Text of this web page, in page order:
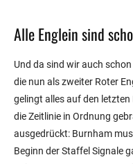
Alle Englein sind
Und da sind wir auch
die nun als zweiter Roter
gelingt alles auf den letzten
die Zeitlinie in Ordnung
ausgedrückt: Burnham
Beginn der Staffel Signale